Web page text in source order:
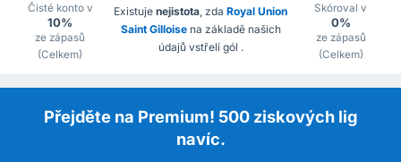
Čisté konto v
10%
ze zápasů
(Celkem)
Existuje nejistota , zda Royal Union
Saint Gilloisena základě našich
údajů vstřelí gól .
Skóroval v
0%
ze zápasů
(Celkem)
Přejděte na Premium! 500 ziskových lig
navíc.